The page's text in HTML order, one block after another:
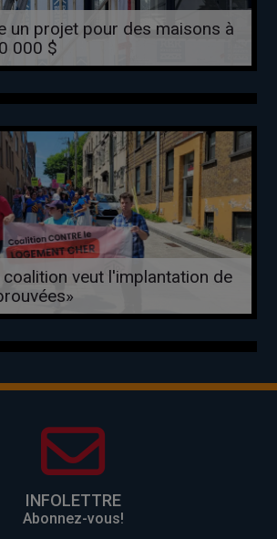
un projet pour des maisons à
000 $
coalition veut l'implantation de
INFOLETTRE
Abonnez-vous!